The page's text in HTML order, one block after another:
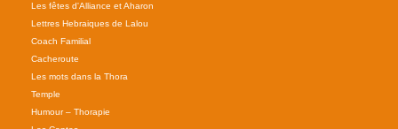
Les fêtes d'Alliance et Aharon
Lettres Hebraiques de Lalou
Coach Familial
Cacheroute
Les mots dans la Thora
Temple
Humour – Thorapie